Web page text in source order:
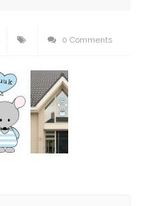
0 Comments